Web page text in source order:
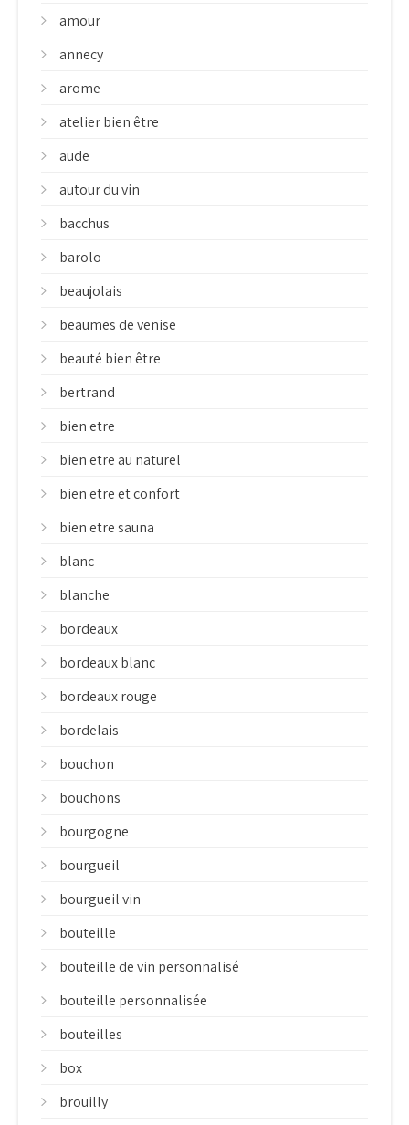
amour
annecy
arome
atelier bien être
aude
autour du vin
bacchus
barolo
beaujolais
beaumes de venise
beauté bien être
bertrand
bien etre
bien etre au naturel
bien etre et confort
bien etre sauna
blanc
blanche
bordeaux
bordeaux blanc
bordeaux rouge
bordelais
bouchon
bouchons
bourgogne
bourgueil
bourgueil vin
bouteille
bouteille de vin personnalisé
bouteille personnalisée
bouteilles
box
brouilly